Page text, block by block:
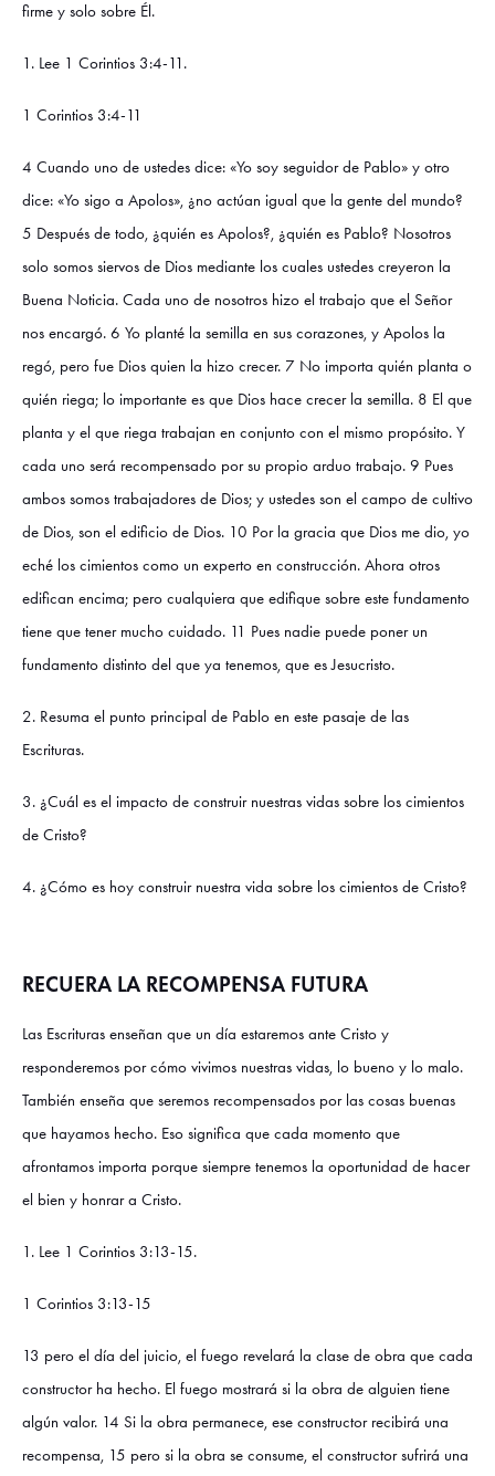
firme y solo sobre Él.
1. Lee 1 Corintios 3:4-11.
1 Corintios 3:4-11
4 Cuando uno de ustedes dice: «Yo soy seguidor de Pablo» y otro
dice: «Yo sigo a Apolos», ¿no actúan igual que la gente del mundo?
5 Después de todo, ¿quién es Apolos?, ¿quién es Pablo? Nosotros
solo somos siervos de Dios mediante los cuales ustedes creyeron la
Buena Noticia. Cada uno de nosotros hizo el trabajo que el Señor
nos encargó. 6 Yo planté la semilla en sus corazones, y Apolos la
regó, pero fue Dios quien la hizo crecer. 7 No importa quién planta o
quién riega; lo importante es que Dios hace crecer la semilla. 8 El que
planta y el que riega trabajan en conjunto con el mismo propósito. Y
cada uno será recompensado por su propio arduo trabajo. 9 Pues
ambos somos trabajadores de Dios; y ustedes son el campo de cultivo
de Dios, son el edificio de Dios. 10 Por la gracia que Dios me dio, yo
eché los cimientos como un experto en construcción. Ahora otros
edifican encima; pero cualquiera que edifique sobre este fundamento
tiene que tener mucho cuidado. 11 Pues nadie puede poner un
fundamento distinto del que ya tenemos, que es Jesucristo.
2. Resuma el punto principal de Pablo en este pasaje de las
Escrituras.
3. ¿Cuál es el impacto de construir nuestras vidas sobre los cimientos
de Cristo?
4. ¿Cómo es hoy construir nuestra vida sobre los cimientos de Cristo?
RECUERA LA RECOMPENSA FUTURA
Las Escrituras enseñan que un día estaremos ante Cristo y
responderemos por cómo vivimos nuestras vidas, lo bueno y lo malo.
También enseña que seremos recompensados ​​por las cosas buenas
que hayamos hecho. Eso significa que cada momento que
afrontamos importa porque siempre tenemos la oportunidad de hacer
el bien y honrar a Cristo.
1. Lee 1 Corintios 3:13-15.
1 Corintios 3:13-15
13 pero el día del juicio, el fuego revelará la clase de obra que cada
constructor ha hecho. El fuego mostrará si la obra de alguien tiene
algún valor. 14 Si la obra permanece, ese constructor recibirá una
recompensa, 15 pero si la obra se consume, el constructor sufrirá una